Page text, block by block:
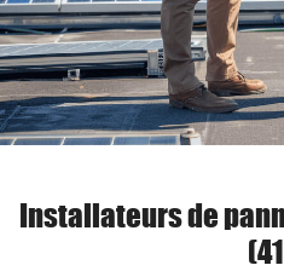
Installateurs de